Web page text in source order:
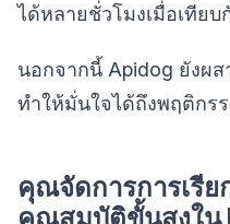
ได้หลายชั่วโมงเมื่อเทีย
นอกจากนี้ Apidog ยังผ
ทำให้มั่นใจได้ถึงพฤติกร
คุณจัดการการเรีย